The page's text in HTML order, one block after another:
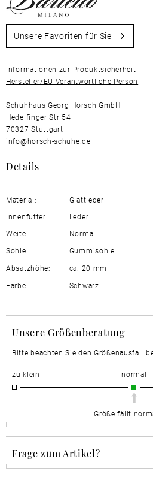
Unsere Favoriten für Sie
Informationen zur Produktsicherheit
Hersteller/EU Verantwortliche Person
Schuhhaus Georg Horsch GmbH
Hedelfinger Str 54
70327 Stuttgart
info@horsch-schuhe.de
Details
Material:
Glattleder
Innenfutter:
Leder
Weite:
Normal
Sohle:
Gummisohle
Absatzhöhe:
ca. 20 mm
Farbe:
Schwarz
Unsere Größenberatung
Bitte beachten Sie den Größenausfall
zu klein normal
Größe fällt
Frage zum Artikel?